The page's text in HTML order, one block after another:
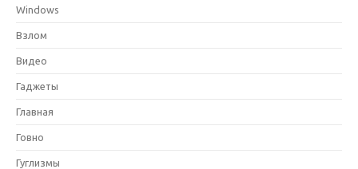
Windows
Взлом
Видео
Гаджеты
Главная
Говно
Гуглизмы